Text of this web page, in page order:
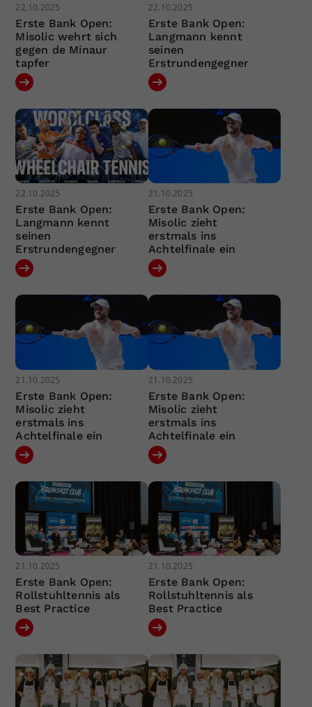
22.10.2025
Erste Bank Open:
Misolic wehrt sich
gegen de Minaur
tapfer
22.10.2025
Erste Bank Open:
Langmann kennt
seinen
Erstrundengegner
22.10.2025
Erste Bank Open:
Langmann kennt
seinen
Erstrundengegner
21.10.2025
Erste Bank Open:
Misolic zieht
erstmals ins
Achtelfinale ein
21.10.2025
Erste Bank Open:
Misolic zieht
erstmals ins
Achtelfinale ein
21.10.2025
Erste Bank Open:
Misolic zieht
erstmals ins
Achtelfinale ein
21.10.2025
Erste Bank Open:
Rollstuhltennis als
Best Practice
21.10.2025
Erste Bank Open:
Rollstuhltennis als
Best Practice